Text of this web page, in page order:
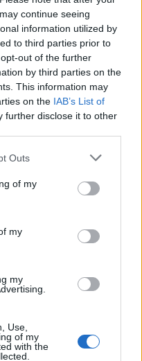
continue seeing
information utilized by
to third parties prior to
out of the further
by third parties on the
This information may
on the IAB’s List of
further disclose it to other
one or more Google
You may click to
its third-party tags to
in below Google
Outs
of my
my
my
Use,
of my
with the
rendendoli
Puoi
come: